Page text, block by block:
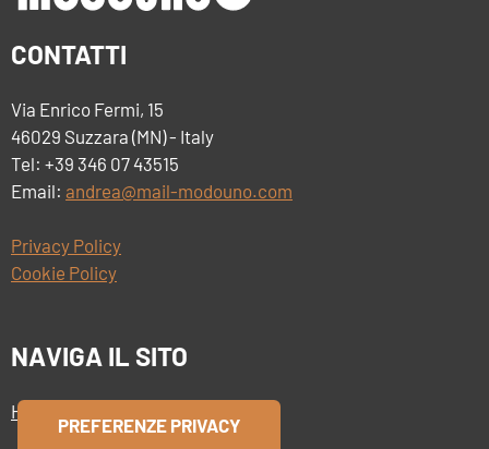
CONTATTI
Via Enrico Fermi, 15
46029 Suzzara (MN) - Italy
Tel: +39 346 07 43515
Email: andrea@mail-modouno.com
Privacy Policy
Cookie Policy
NAVIGA IL SITO
Home